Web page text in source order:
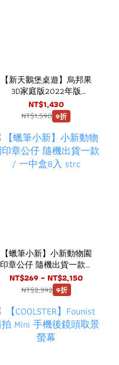
【新天鵝堡桌遊】烏邦果
3D家庭版2022年版
Ubongo: 3D Family 2022
NT$1,430
NT$1,590 9折
【蠟筆小新】小新動物園
印章公仔 隨機出貨一款 /
一中盒8入 strc
NT$269 ~ NT$2,150
NT$2,392 9折